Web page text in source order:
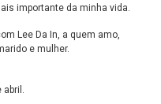
importante da minha vida.
Lee Da In, a quem amo,
e mulher.